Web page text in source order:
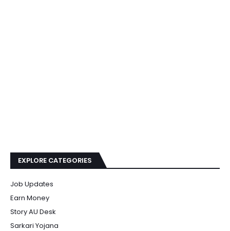
EXPLORE CATEGORIES
Job Updates
Earn Money
Story AU Desk
Sarkari Yojana